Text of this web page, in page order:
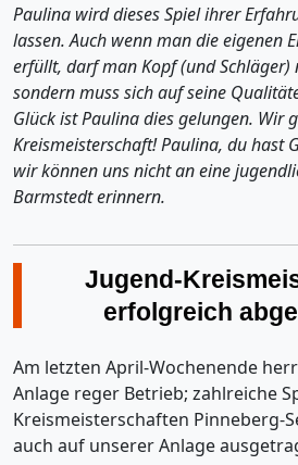
Paulina wird dieses Spiel ihrer
lassen. Auch wenn man die eigenen
erfüllt, darf man Kopf (und Schläger)
sondern muss sich auf seine
Glück ist Paulina dies gelungen. Wir
Kreismeisterschaft! Paulina, du hast
wir können uns nicht an eine
Barmstedt erinnern.
Jugend-
erfolgreich
Am letzten April-Wochenende
Anlage reger Betrieb; zahlreiche
Kreismeisterschaften Pinneberg-
auch auf unserer Anlage